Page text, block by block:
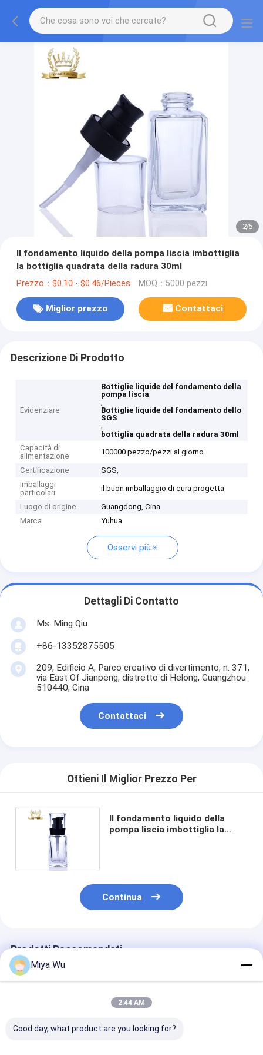
2/5
Il fondamento liquido della pompa liscia imbottiglia
la bottiglia quadrata della radura 30ml
Prezzo：$0.10 - $0.46/Pieces MOQ：5000 pezzi
Miglior prezzo Contattaci
Descrizione Di Prodotto
Evidenziare
Bottiglie liquide del fondamento della
pompa liscia
,
Bottiglie liquide del fondamento dello
SGS
,
bottiglia quadrata della radura 30ml
Capacità di
alimentazione
100000 pezzo/pezzi al giorno
Certificazione
SGS,
Imballaggi
particolari
il buon imballaggio di cura progetta
Luogo di origine
Guangdong, Cina
Marca
Yuhua
Osservi più
Dettagli Di Contatto
Ms. Ming Qiu
+86-13352875505
209, Edificio A, Parco creativo di divertimento, n. 371,
via East Of Jianpeng, distretto di Helong, Guangzhou
510440, Cina
Contattaci
Ottieni Il Miglior Prezzo Per
Il fondamento liquido della
pompa liscia imbottiglia la
Continua
Prodotti Raccomandati
Miya Wu
2:44 AM
Good day, what product are you looking for?